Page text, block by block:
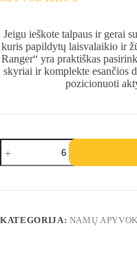
Jeigu ieškote talpaus ir gerai
kuris papildytų laisvalaikio ir
Ranger“ yra praktiškas
skyriai ir komplekte esančios
pozicionuoti
produkto
kiekis:
Žvejybos
Ranger“
KATEGORIJA: NAMŲ